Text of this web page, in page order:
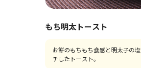
もち明太トースト
お餅のもちもち食感と明太子の
チしたトースト。